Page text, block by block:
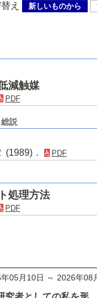
え 新しいものから
減触媒
PDF
説
(1989)． PDF
処理方法
PDF
05月10日 ～ 2026年08